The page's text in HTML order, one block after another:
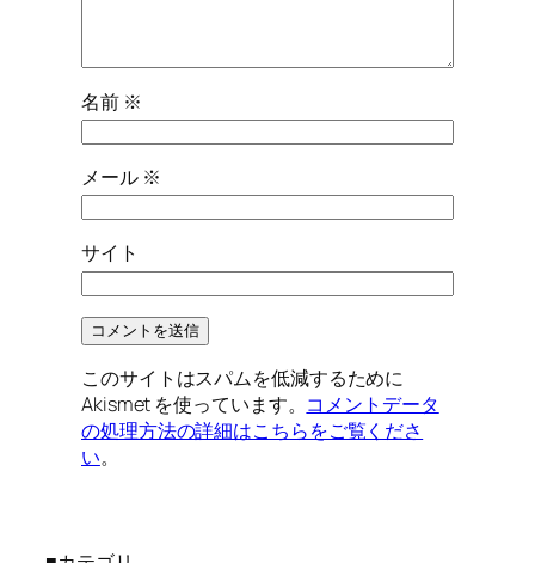
名前 ※
メール ※
サイト
このサイトはスパムを低減するために
Akismet を使っています。 コメントデータ
の処理方法の詳細はこちらをご覧くださ
い。